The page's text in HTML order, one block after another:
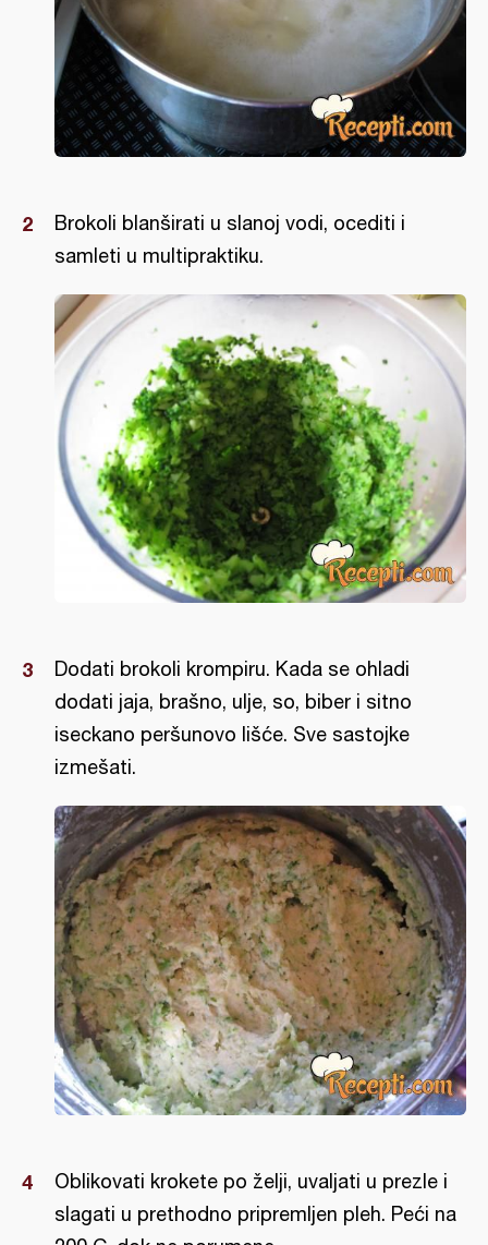
Brokoli blanširati u slanoj vodi, ocediti i
samleti u multipraktiku.
Dodati brokoli krompiru. Kada se ohladi
dodati jaja, brašno, ulje, so, biber i sitno
iseckano peršunovo lišće. Sve sastojke
izmešati.
Oblikovati krokete po želji, uvaljati u prezle i
slagati u prethodno pripremljen pleh. Peći na